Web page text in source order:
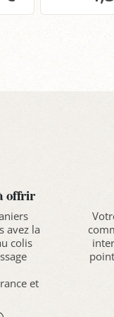
offrir
avez la
colis
et